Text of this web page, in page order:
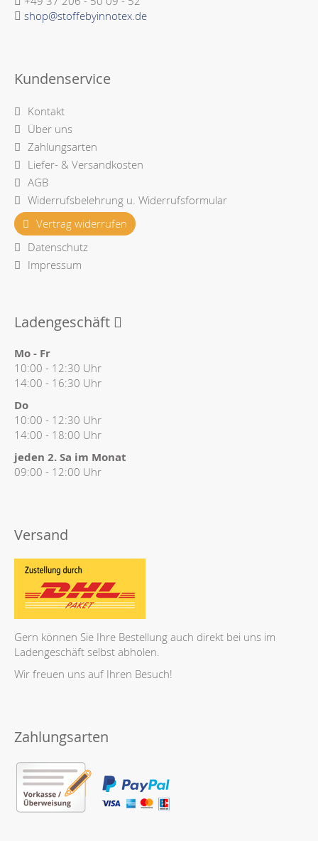
shop@stoffebyinnotex.de
Kundenservice
Kontakt
Über uns
Zahlungsarten
Liefer- & Versandkosten
AGB
Widerrufsbelehrung u. Widerrufsformular
Vertrag widerrufen
Datenschutz
Impressum
Ladengeschäft
Mo - Fr
10:00 - 12:30 Uhr
14:00 - 16:30 Uhr
Do
10:00 - 12:30 Uhr
14:00 - 18:00 Uhr
jeden 2. Sa im Monat
09:00 - 12:00 Uhr
Versand
Gern können Sie Ihre Bestellung auch direkt bei uns im
Ladengeschäft selbst abholen.
Wir freuen uns auf Ihren Besuch!
Zahlungsarten